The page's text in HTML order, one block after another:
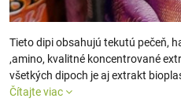
Tieto dipi obsahujú tekutú pečeň,
,amino, kvalitné koncentrované
všetkých dipoch je aj extrakt
Čítajte viac